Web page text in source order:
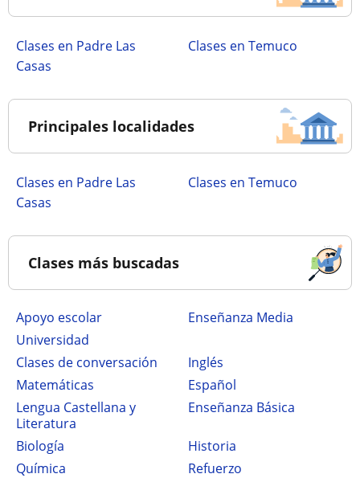
Clases en Padre Las
Casas
Clases en Temuco
Principales localidades
Clases en Padre Las
Casas
Clases en Temuco
Clases más buscadas
Apoyo escolar
Enseñanza Media
Universidad
Clases de conversación
Inglés
Matemáticas
Español
Lengua Castellana y
Literatura
Enseñanza Básica
Biología
Historia
Química
Refuerzo